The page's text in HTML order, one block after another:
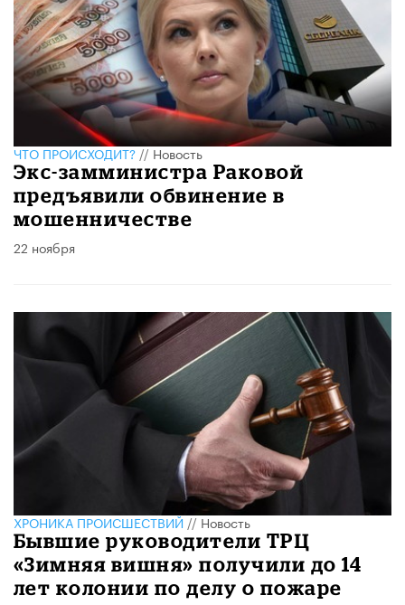
ЧТО ПРОИСХОДИТ?//Новость
Экс-замминистра Раковой
предъявили обвинение в
мошенничестве
22 ноября
ХРОНИКА ПРОИСШЕСТВИЙ//Новость
Бывшие руководители ТРЦ
«Зимняя вишня» получили до 14
лет колонии по делу о пожаре